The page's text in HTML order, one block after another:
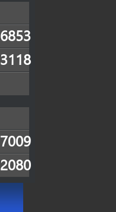
6853
3118
7009
2080